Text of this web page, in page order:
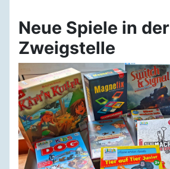
Neue Spiele in der
Zweigstelle